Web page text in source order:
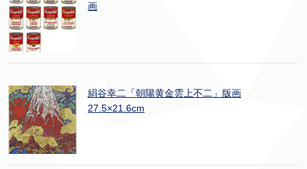
画
絹谷幸二「朝陽黄金雲上不二」版画
27.5×21.6cm